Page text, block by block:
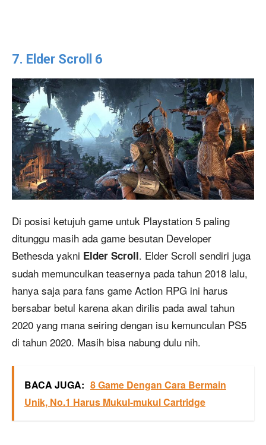
7. Elder Scroll 6
Di posisi ketujuh game untuk Playstation 5 paling
ditunggu masih ada game besutan Developer
Bethesda yakni Elder Scroll. Elder Scroll sendiri juga
sudah memunculkan teasernya pada tahun 2018 lalu,
hanya saja para fans game Action RPG ini harus
bersabar betul karena akan dirilis pada awal tahun
2020 yang mana seiring dengan isu kemunculan PS5
di tahun 2020. Masih bisa nabung dulu nih.
BACA JUGA: 8 Game Dengan Cara Bermain
Unik, No.1 Harus Mukul-mukul Cartridge